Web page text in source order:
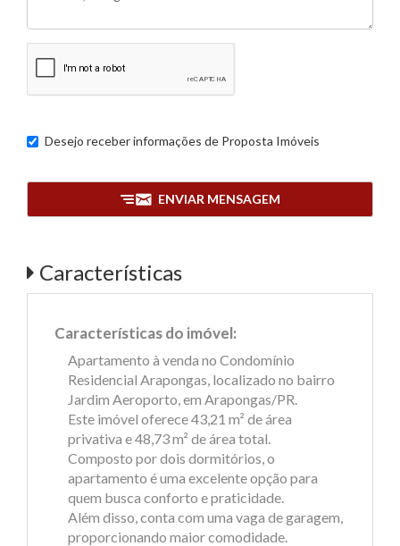
Desejo receber informações de Proposta Imóveis
ENVIAR MENSAGEM
Características
Características do imóvel:
Apartamento à venda no Condomínio
Residencial Arapongas, localizado no bairro
Jardim Aeroporto, em Arapongas/PR.
Este imóvel oferece 43,21 m² de área
privativa e 48,73 m² de área total.
Composto por dois dormitórios, o
apartamento é uma excelente opção para
quem busca conforto e praticidade.
Além disso, conta com uma vaga de garagem,
proporcionando maior comodidade.